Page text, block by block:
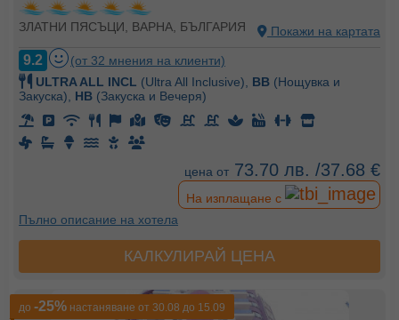
ЗЛАТНИ ПЯСЪЦИ, ВАРНА, БЪЛГАРИЯ Покажи на картата
9.2
(от 32 мнения на клиенти)
ULTRA ALL INCL (Ultra All Inclusive), BB (Нощувка и
Закуска), HB (Закуска и Вечеря)
цена от 73.70 лв. /37.68 €
На изплащане с
Пълно описание на хотела
КАЛКУЛИРАЙ ЦЕНА
до -25% настаняване от 30.08 до 15.09